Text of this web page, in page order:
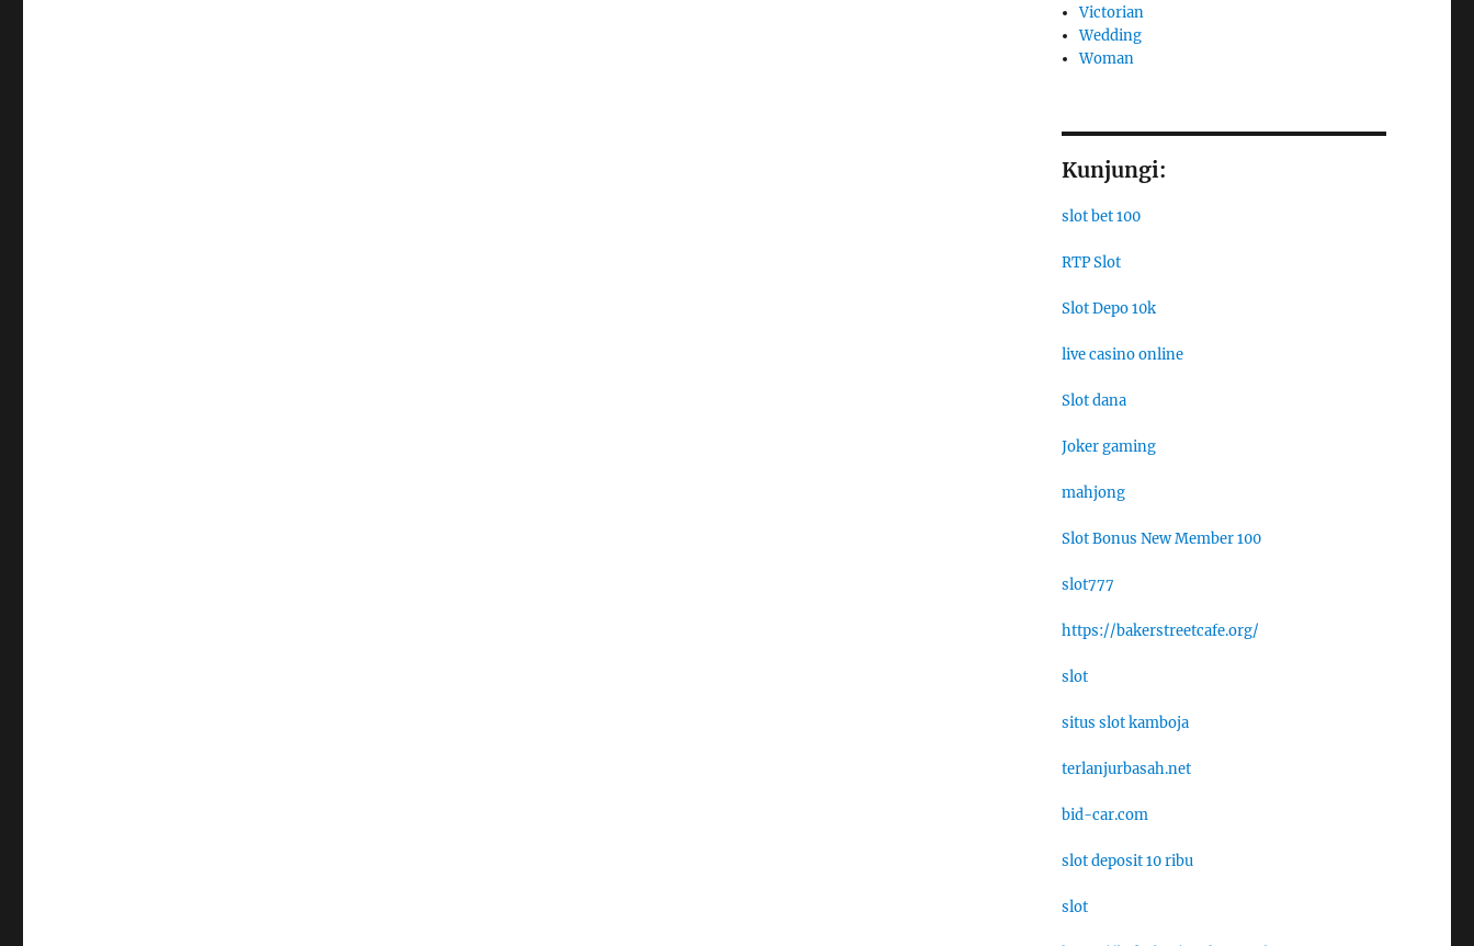
Victorian
Wedding
Woman
Kunjungi:
slot bet 100
RTP Slot
Slot Depo 10k
live casino online
Slot dana
Joker gaming
mahjong
Slot Bonus New Member 100
slot777
https://bakerstreetcafe.org/
slot
situs slot kamboja
terlanjurbasah.net
bid-car.com
slot deposit 10 ribu
slot